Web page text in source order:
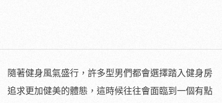
隨著健身風氣盛行，許多型男們都會選擇踏入健身房
追求更加健美的體態，這時候往往會面臨到一個有點